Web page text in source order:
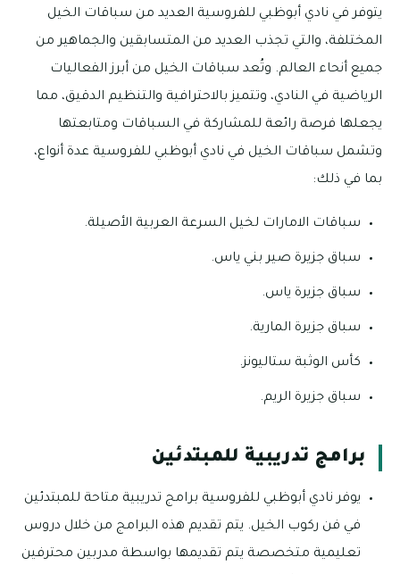
يتوفر في نادي أبوظبي للفروسية العديد من سباقات الخيل
المختلفة، والتي تجذب العديد من المتسابقين والجماهير من
جميع أنحاء العالم. وتُعد سباقات الخيل من أبرز الفعاليات
الرياضية في النادي، وتتميز بالاحترافية والتنظيم الدقيق، مما
يجعلها فرصة رائعة للمشاركة في السباقات ومتابعتها
وتشمل سباقات الخيل في نادي أبوظبي للفروسية عدة أنواع،
بما في ذلك:
سباقات الامارات لخيل السرعة العربية الأصيلة.
سباق جزيرة صير بني ياس.
سباق جزيرة ياس.
سباق جزيرة المارية.
كأس الوثبة ستاليونز.
سباق جزيرة الريم.
برامج تدريبية للمبتدئين
يوفر نادي أبوظبي للفروسية برامج تدريبية متاحة للمبتدئين
في فن ركوب الخيل. يتم تقديم هذه البرامج من خلال دروس
تعليمية متخصصة يتم تقديمها بواسطة مدربين محترفين